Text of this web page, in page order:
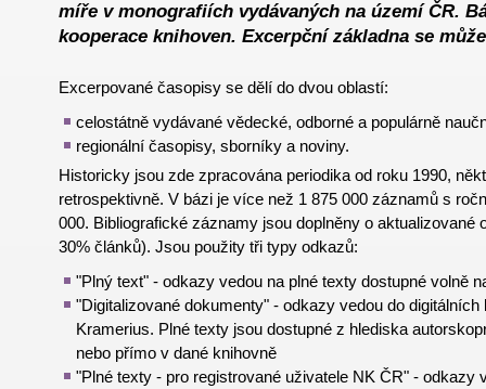
míře v monografiích vydávaných na území ČR.
kooperace knihoven. Excerpční základna se
Excerpované časopisy se dělí do dvou oblastí:
celostátně vydávané vědecké, odborné a populárně
regionální časopisy, sborníky a noviny.
Historicky jsou zde zpracována periodika od roku 1990,
retrospektivně. V bázi je více než 1 875 000 záznamů s
000. Bibliografické záznamy jsou doplněny o aktualizované
30% článků). Jsou použity tři typy odkazů:
"Plný text" - odkazy vedou na plné texty dostupné volně
"Digitalizované dokumenty" - odkazy vedou do
Kramerius. Plné texty jsou dostupné z hlediska
nebo přímo v dané knihovně
"Plné texty - pro registrované uživatele NK ČR" - odkazy